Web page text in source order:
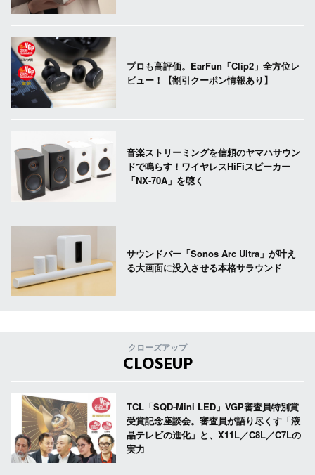
プロも高評価。EarFun「Clip2」全方位レ
ビュー！【割引クーポン情報あり】
音楽ストリーミングを信頼のヤマハサウン
ドで鳴らす！ワイヤレスHiFiスピーカー
「NX-70A」を聴く
サウンドバー「Sonos Arc Ultra」が叶え
る大画面に没入させる本格サラウンド
クローズアップ
CLOSEUP
TCL「SQD-Mini LED」VGP審査員特別賞
受賞記念座談会。審査員が語り尽くす「液
晶テレビの進化」と、X11L／C8L／C7Lの
実力